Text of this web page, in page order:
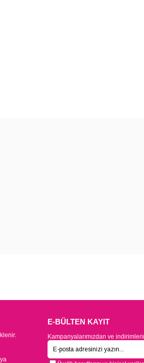
E-BÜLTEN KAYIT
Kampanyalarımızdan ve